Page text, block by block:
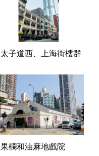
太子道西、上海街樓群
果欄和油麻地戲院